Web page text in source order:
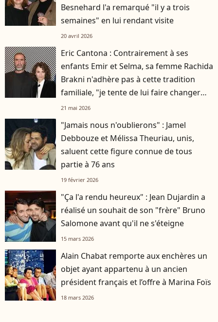
Besnehard l'a remarqué "il y a trois
semaines" en lui rendant visite
20 avril 2026
Eric Cantona : Contrairement à ses
enfants Emir et Selma, sa femme Rachida
Brakni n'adhère pas à cette tradition
familiale, "je tente de lui faire changer
d'avis"
21 mai 2026
"Jamais nous n'oublierons" : Jamel
Debbouze et Mélissa Theuriau, unis,
saluent cette figure connue de tous
partie à 76 ans
19 février 2026
"Ça l'a rendu heureux" : Jean Dujardin a
réalisé un souhait de son "frère" Bruno
Salomone avant qu'il ne s'éteigne
15 mars 2026
Alain Chabat remporte aux enchères un
objet ayant appartenu à un ancien
président français et l’offre à Marina Foïs
18 mars 2026